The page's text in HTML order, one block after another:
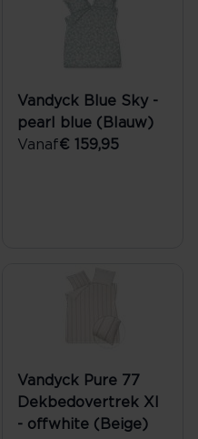
Vandyck Blue Sky -
pearl blue (Blauw)
Vanaf€ 159,95
Vandyck Pure 77
Dekbedovertrek Xl
- offwhite (Beige)